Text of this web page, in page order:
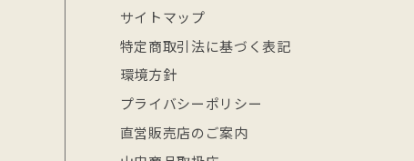
サイトマップ
特定商取引法に基づく表記
環境方針
プライバシーポリシー
直営販売店のご案内